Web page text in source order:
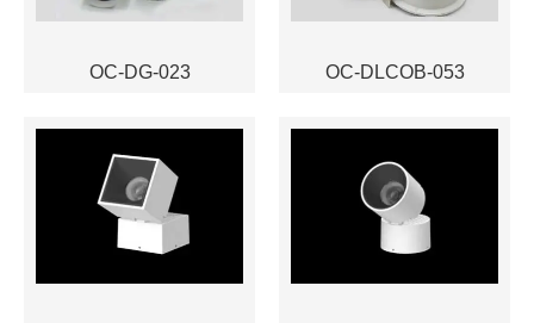
OC-DG-023 OC-DLCOB-053